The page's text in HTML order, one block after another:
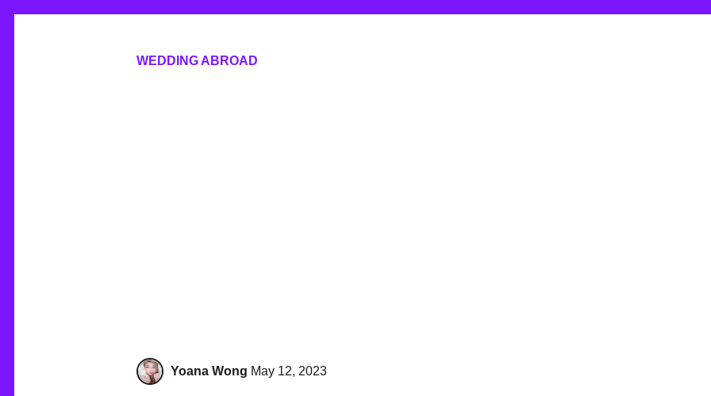
WEDDING ABROAD
Yoana Wong May 12, 2023